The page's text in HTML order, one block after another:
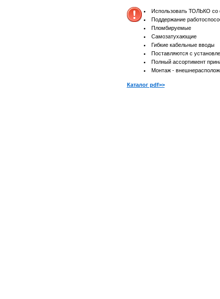
Использовать ТОЛЬКО со
Поддержание
Пломбируемые
Самозатухающие
Гибкие кабельные вводы
Поставляются с
Полный ассортимент
Монтаж -
Каталог pdf>>